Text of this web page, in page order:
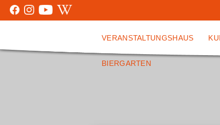
VERANSTALTUNGSHAUS
BIERGARTEN